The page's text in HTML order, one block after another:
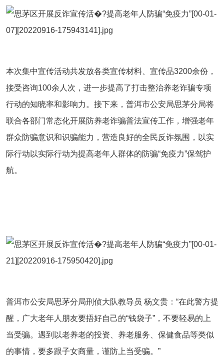
本次集中宣传活动共发放各类宣传材料、宣传品3200余份，
接受咨询100余人次，进一步提高了打击整治养老诈骗专项
行动的知晓率和影响力。接下来，普洱市公安局思茅分局将
联合各部门常态化开展防养老诈骗普法宣传工作，增强老年
群众防骗意识和识骗能力，营造良好的全民反诈氛围，以实
际行动以实际行动为提高老年人群体的防骗“免疫力”保驾护
航。
普洱市公安局思茅分局刑侦大队教导员 杨文贵： “在此警方提
醒，广大老年人朋友要捂好自己的“钱袋子”，不要轻易的上
当受骗。遇到以老养老的投资、养老服务、保健食品等类似
的事情，要多跟子女商量，谨防上当受骗。 ”